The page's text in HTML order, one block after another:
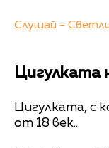
Слушай -
Цигулката
Цигулката, с
от 18 век...